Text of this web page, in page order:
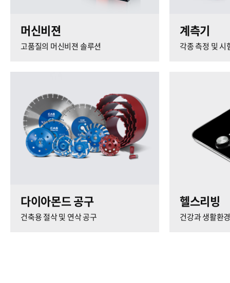
머신비젼
고품질의 머신비젼 솔루션
계측기
각종 측정 및 시
다이아몬드 공구
건축용 절삭 및 연삭 공구
헬스리빙
건강과 생활환